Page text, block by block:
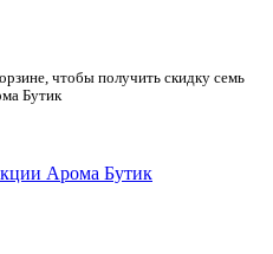
чтобы получить скидку семь
Бутик